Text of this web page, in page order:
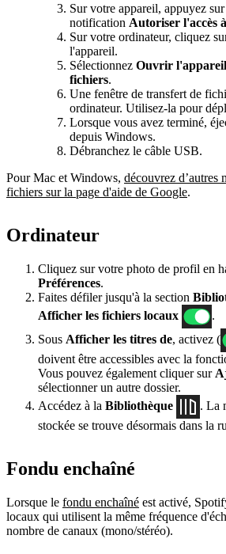
Sur votre appareil, appuyez sur
notification Autoriser l'accès
Sur votre ordinateur, cliquez
l'appareil.
Sélectionnez Ouvrir
fichiers.
Une fenêtre de transfert de
ordinateur. Utilisez-la pour
Lorsque vous avez terminé,
depuis Windows.
Débranchez le câble USB.
Pour Mac et Windows, découvrez d’autres
fichiers sur la page d'aide de Google.
Ordinateur
Cliquez sur votre photo de profil en
Préférences.
Faites défiler jusqu'à la section
Afficher les fichiers locaux
.
Sous Afficher les titres de, activez (
doivent être accessibles avec la
Vous pouvez également cliquer sur
sélectionner un autre dossier.
Accédez à la Bibliothèque
. La
stockée se trouve désormais dans la
Fondu enchaîné
Lorsque le fondu enchaîné est activé,
locaux qui utilisent la même fréquence
nombre de canaux (mono/stéréo).